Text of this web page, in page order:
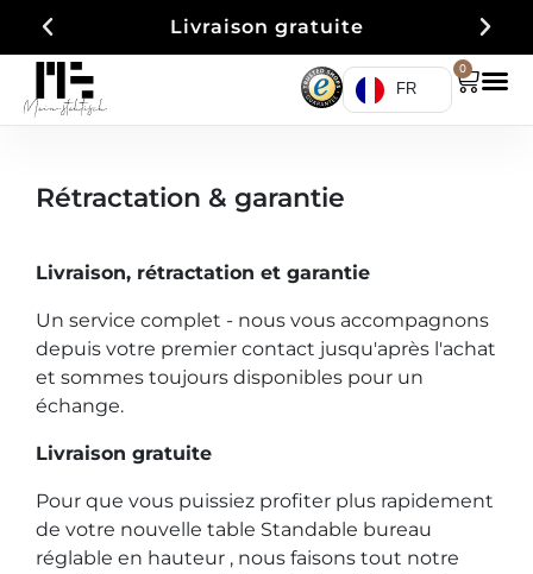
Livraison gratuite
FR
0
Rétractation & garantie
Livraison, rétractation et garantie
Un service complet - nous vous accompagnons
depuis votre premier contact jusqu'après l'achat
et sommes toujours disponibles pour un
échange.
Livraison gratuite
Pour que vous puissiez profiter plus rapidement
de votre nouvelle table Standable bureau
réglable en hauteur , nous faisons tout notre